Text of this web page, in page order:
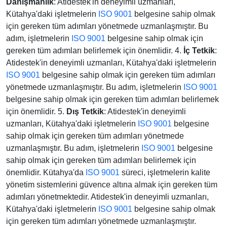
Danışmanlık: Atidestek'in deneyimli uzmanları,
Kütahya'daki işletmelerin ISO 9001 belgesine sahip olmak
için gereken tüm adımları yönetmede uzmanlaşmıştır. Bu
adım, işletmelerin ISO 9001 belgesine sahip olmak için
gereken tüm adımları belirlemek için önemlidir. 4. İç Tetkik:
Atidestek'in deneyimli uzmanları, Kütahya'daki işletmelerin
ISO 9001 belgesine sahip olmak için gereken tüm adımları
yönetmede uzmanlaşmıştır. Bu adım, işletmelerin ISO 9001
belgesine sahip olmak için gereken tüm adımları belirlemek
için önemlidir. 5. Dış Tetkik: Atidestek'in deneyimli
uzmanları, Kütahya'daki işletmelerin ISO 9001 belgesine
sahip olmak için gereken tüm adımları yönetmede
uzmanlaşmıştır. Bu adım, işletmelerin ISO 9001 belgesine
sahip olmak için gereken tüm adımları belirlemek için
önemlidir. Kütahya'da ISO 9001 süreci, işletmelerin kalite
yönetim sistemlerini güvence altına almak için gereken tüm
adımları yönetmektedir. Atidestek'in deneyimli uzmanları,
Kütahya'daki işletmelerin ISO 9001 belgesine sahip olmak
için gereken tüm adımları yönetmede uzmanlaşmıştır.